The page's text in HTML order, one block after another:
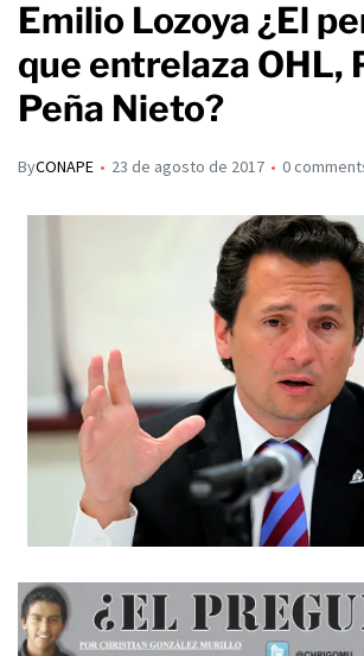
Emilio Lozoya ¿El
que entrelaza OHL,
Peña Nieto?
ByCONAPE 23 de agosto de 2017 0